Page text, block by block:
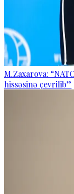
M.Zaxarova:
hissəsinə çevrilib”